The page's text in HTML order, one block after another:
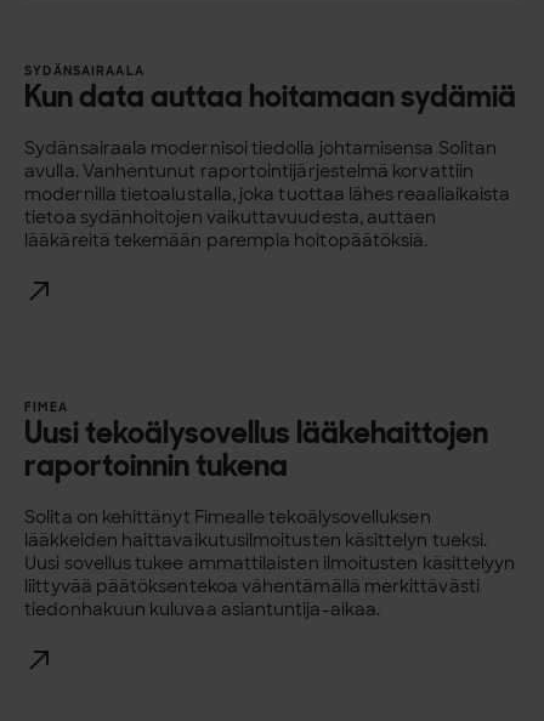
SYDÄNSAIRAALA
Kun data auttaa hoitamaan sydämiä
Sydänsairaala modernisoi tiedolla johtamisensa Solitan
avulla. Vanhentunut raportointijärjestelmä korvattiin
modernilla tietoalustalla, joka tuottaa lähes reaaliaikaista
tietoa sydänhoitojen vaikuttavuudesta, auttaen
lääkäreitä tekemään parempia hoitopäätöksiä.
FIMEA
Uusi tekoälysovellus lääkehaittojen
raportoinnin tukena
Solita on kehittänyt Fimealle tekoälysovelluksen
lääkkeiden haittavaikutusilmoitusten käsittelyn tueksi.
Uusi sovellus tukee ammattilaisten ilmoitusten käsittelyyn
liittyvää päätöksentekoa vähentämällä merkittävästi
tiedonhakuun kuluvaa asiantuntija-aikaa.